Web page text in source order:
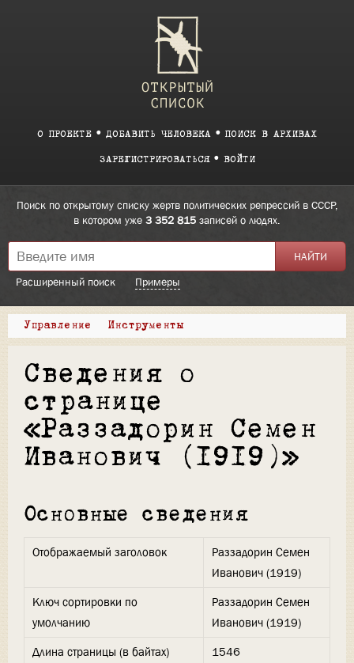
О ПРОЕКТЕ ДОБАВИТЬ ЧЕЛОВЕКА ПОИСК В АРХИВАХ
ЗАРЕГИСТРИРОВАТЬСЯ ВОЙТИ
Поиск по открытому списку жертв политических репрессий в СССР,
в котором уже 3 352 815 записей о людях.
Расширенный поиск Примеры
Управление Инструменты
Сведения о
странице
«Раззадорин Семен
Иванович (1919)»
Основные сведения
Отображаемый заголовок
Раззадорин Семен
Иванович (1919)
Ключ сортировки по
умолчанию
Раззадорин Семен
Иванович (1919)
Длина страницы (в байтах)
1546